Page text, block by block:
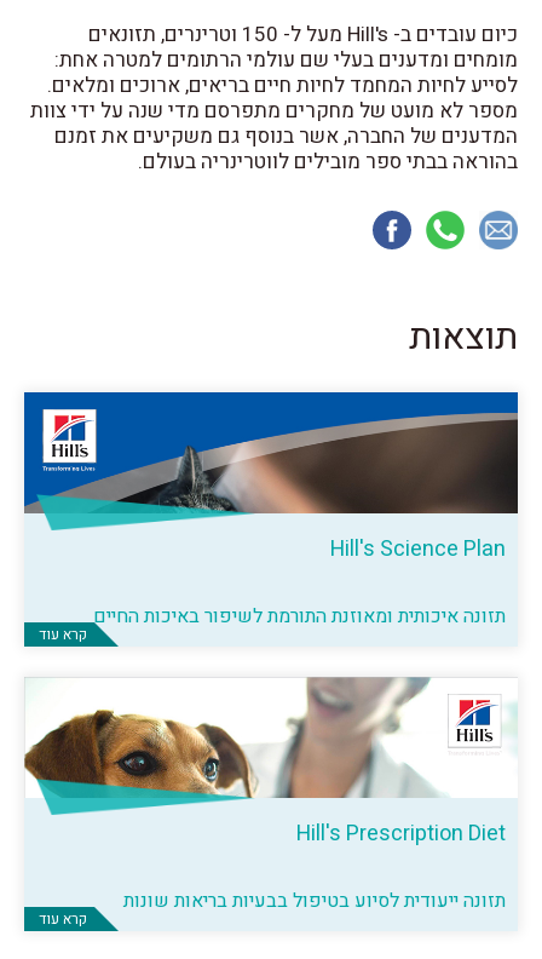
כיום עובדים ב- Hill's מעל ל- 150 וטרינרים, תזונאים
מומחים ומדענים בעלי שם עולמי הרתומים למטרה אחת:
לסייע לחיות המחמד לחיות חיים בריאים, ארוכים ומלאים.
מספר לא מועט של מחקרים מתפרסם מדי שנה על ידי צוות
המדענים של החברה, אשר בנוסף גם משקיעים את זמנם
בהוראה בבתי ספר מובילים לווטרינריה בעולם.
תוצאות
Hill's Science Plan
תזונה איכותית ומאוזנת התורמת לשיפור באיכות החיים
קרא עוד
Hill's Prescription Diet
תזונה ייעודית לסיוע בטיפול בבעיות בריאות שונות
קרא עוד